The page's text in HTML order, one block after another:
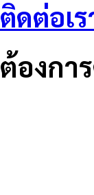
ติดต่อเร
ต้องกา